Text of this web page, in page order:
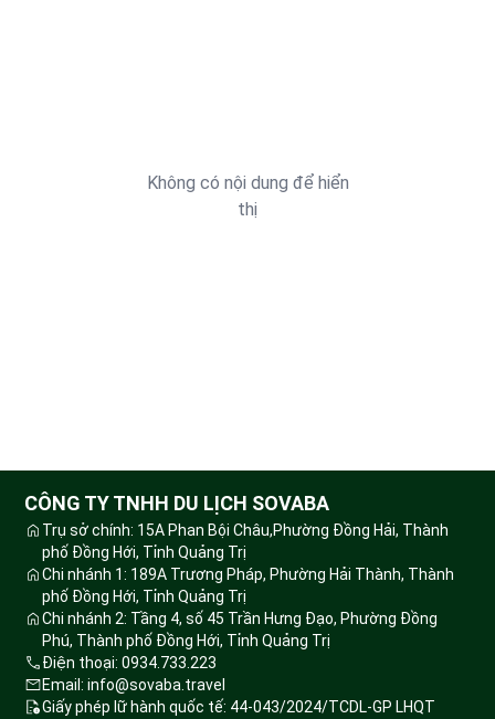
Không có nội dung để hiển
thị
CÔNG TY TNHH DU LỊCH SOVABA
Trụ sở chính: 15A Phan Bội Châu,Phường Đồng Hải, Thành
phố Đồng Hới, Tỉnh Quảng Trị
Chi nhánh 1: 189A Trương Pháp, Phường Hải Thành, Thành
phố Đồng Hới, Tỉnh Quảng Trị
Chi nhánh 2: Tầng 4, số 45 Trần Hưng Đạo, Phường Đồng
Phú, Thành phố Đồng Hới, Tỉnh Quảng Trị
Điện thoại: 0934.733.223
Email: info@sovaba.travel
Giấy phép lữ hành quốc tế: 44-043/2024/TCDL-GP LHQT